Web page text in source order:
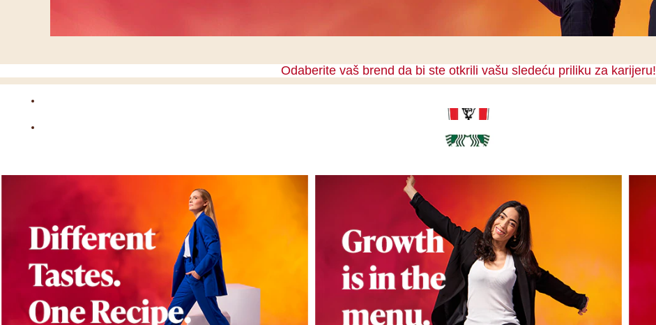
Odaberite vaš brend da bi ste otkrili vašu sledeću priliku za karijeru!